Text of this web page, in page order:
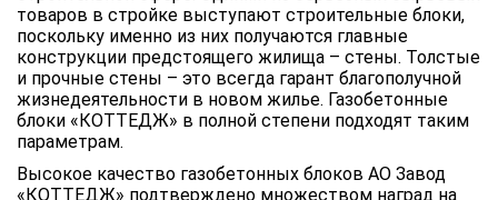
товаров в стройке выступают строительные блоки,
поскольку именно из них получаются главные
конструкции предстоящего жилища – стены. Толстые
и прочные стены – это всегда гарант благополучной
жизнедеятельности в новом жилье. Газобетонные
блоки «КОТТЕДЖ» в полной степени подходят таким
параметрам.
Высокое качество газобетонных блоков АО Завод
«КОТТЕДЖ» подтверждено множеством наград на